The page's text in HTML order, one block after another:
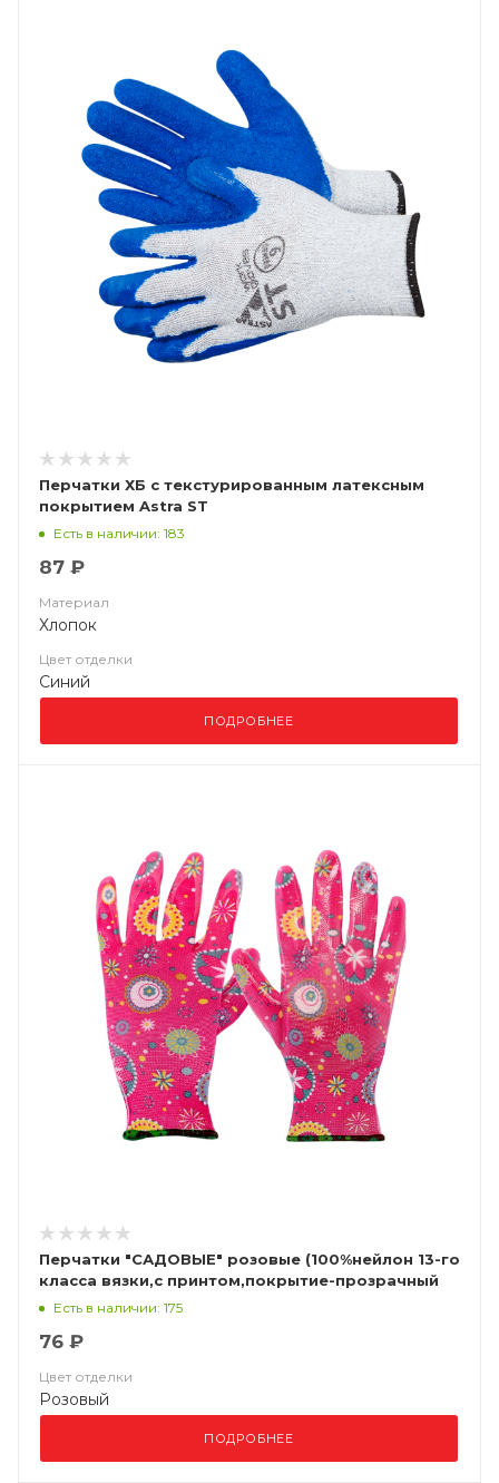
Перчатки ХБ с текстурированным латексным
покрытием Astra ST
Есть в наличии: 183
87 ₽
Материал
Хлопок
Цвет отделки
Синий
ПОДРОБНЕЕ
Перчатки "САДОВЫЕ" розовые (100%нейлон 13-го
класса вязки,с принтом,покрытие-прозрачный
нитрил)
Есть в наличии: 175
76 ₽
Цвет отделки
Розовый
ПОДРОБНЕЕ